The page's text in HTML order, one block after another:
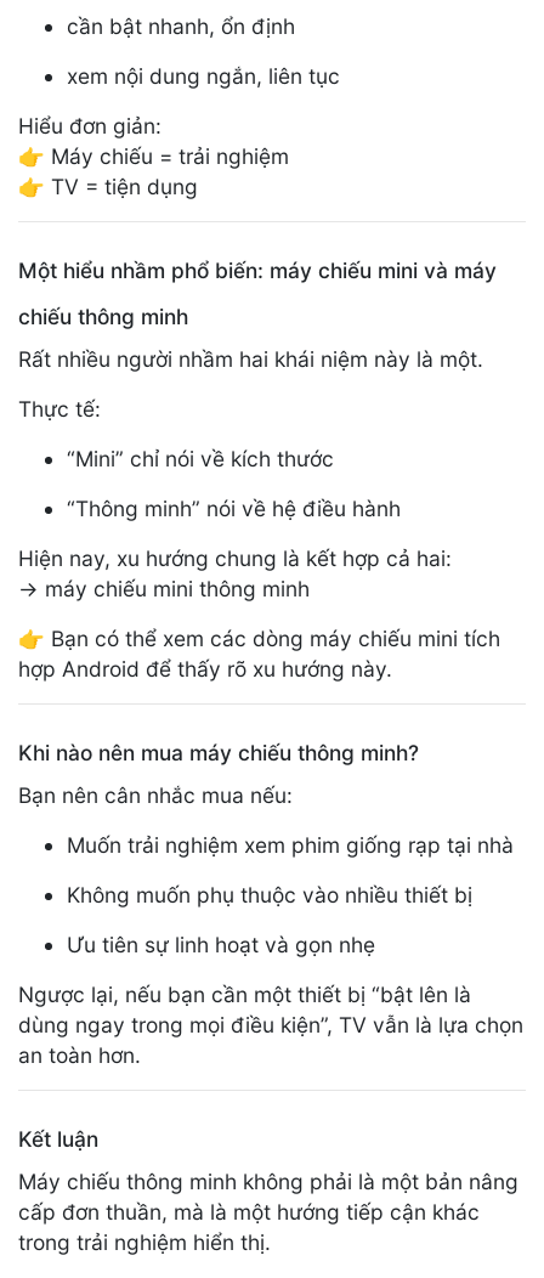
cần bật nhanh, ổn định
xem nội dung ngắn, liên tục
Hiểu đơn giản:
👉 Máy chiếu = trải nghiệm
👉 TV = tiện dụng
Một hiểu nhầm phổ biến: máy chiếu mini và máy
chiếu thông minh
Rất nhiều người nhầm hai khái niệm này là một.
Thực tế:
“Mini” chỉ nói về kích thước
“Thông minh” nói về hệ điều hành
Hiện nay, xu hướng chung là kết hợp cả hai:
→ máy chiếu mini thông minh
👉 Bạn có thể xem các dòng máy chiếu mini tích
hợp Android để thấy rõ xu hướng này.
Khi nào nên mua máy chiếu thông minh?
Bạn nên cân nhắc mua nếu:
Muốn trải nghiệm xem phim giống rạp tại nhà
Không muốn phụ thuộc vào nhiều thiết bị
Ưu tiên sự linh hoạt và gọn nhẹ
Ngược lại, nếu bạn cần một thiết bị “bật lên là
dùng ngay trong mọi điều kiện”, TV vẫn là lựa chọn
an toàn hơn.
Kết luận
Máy chiếu thông minh không phải là một bản nâng
cấp đơn thuần, mà là một hướng tiếp cận khác
trong trải nghiệm hiển thị.